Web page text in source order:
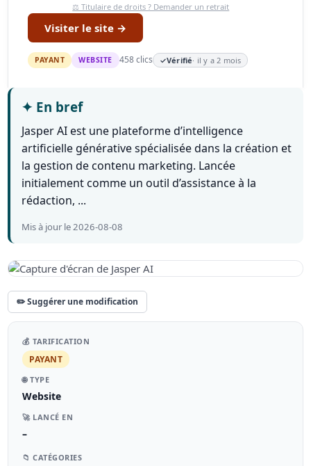
⚖️ Titulaire de droits ? Demander un retrait
Visiter le site →
PAYANT WEBSITE 458 clics ✓Vérifié· il y a 2 mois
✦ En bref
Jasper AI est une plateforme d’intelligence
artificielle générative spécialisée dans la création et
la gestion de contenu marketing. Lancée
initialement comme un outil d’assistance à la
rédaction, ...
Mis à jour le 2026-08-08
✏️ Suggérer une modification
💰 TARIFICATION
PAYANT
🌐 TYPE
Website
🚀 LANCÉ EN
–
📁 CATÉGORIES